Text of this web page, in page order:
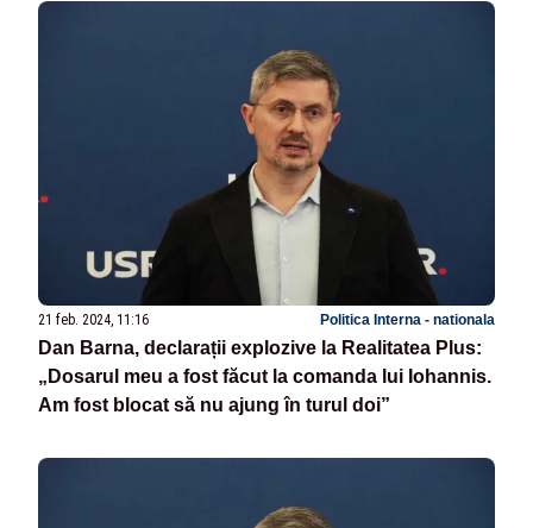
21 feb. 2024, 11:16 Politica Interna - nationala
Dan Barna, declarații explozive la Realitatea Plus:
„Dosarul meu a fost făcut la comanda lui Iohannis.
Am fost blocat să nu ajung în turul doi”